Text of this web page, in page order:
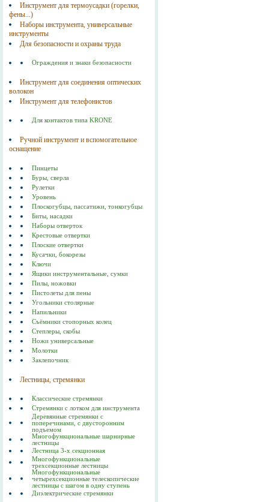
Инструмент для термоусадки (горелки,
фены...)
Наборы инструмента, универсальные
инструменты
Для безопасности и охраны труда
Ограждения и знаки безопасности
Инструмент для соединения оптических
волокон
Инструмент для телефонистов
Для контактов типа KRONE
Ручной инструмент и вспомогательное
оснащение
Пинцеты
Буры, сверла
Рулетки
Уровень
Плоскогубцы, пассатижи, тонкогубцы
Биты, насадки
Наборы отверток
Крестовые отвертки
Плоские отвертки
Кусачки, бокорезы
Ключи
Ящики инструментальные, сумки
Пилы, ножовки
Пистолеты для пены
Угольники столярные
Напильники
Съёмники стопорных колец
Степлеры, скобы
Ножи универсальные
Молотки
Заклепочник
Лестницы, стремянки
Классические стремянки
Стремянки с лотком для инструмента
Деревянные стремянки с
поперечинами, с двусторонним
подъемом
Многофункциональные шарнирные
лестницы
Лестница 3-х секционная
Многофункциональные
трехсекционные лестницы
Многофункциональные
четырехсекционные телескопические
лестницы с шагом в одну ступень
Диэлектрические стремянки